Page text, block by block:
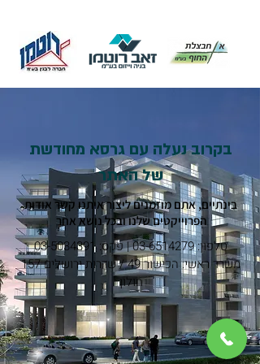
בקרוב נעלה עם גרסא מחודשת
של האתר
בינתיים, אתם מוזמנים ליצור איתנו קשר אודות
הפרוייקטים שלנו ובכל נושא אחר
טלפון:03-6514279| פקס:03-5034391
משרד ראשי: הכישור 49 / שדרות ירושלים 157
חולון